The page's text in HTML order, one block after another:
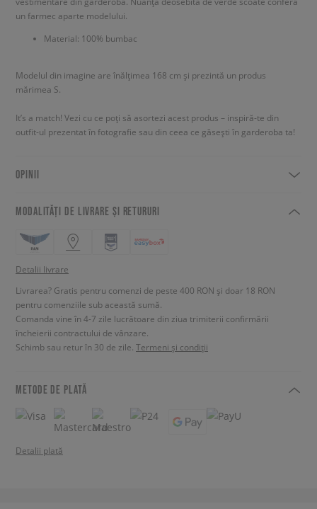
un farmec aparte modelului.
Material: 100% bumbac
Modelul din imagine are înălțimea 168 cm și prezintă un produs
mărimea S.
It’s a match! Vezi cu ce poți să asortezi acest produs – inspiră-te din
outfit-ul prezentat în fotografie sau din ceea ce găsești în garderoba ta!
OPINII
MODALITĂȚI DE LIVRARE ȘI RETURURI
Detalii livrare
Livrarea? Gratis pentru comenzi de peste 400 RON și doar 18 RON
pentru comenziile sub această sumă.
Comanda vine în 4-7 zile lucrătoare din ziua trimiterii confirmării
încheierii contractului de vânzare.
Schimb sau retur în 30 de zile. Termeni și condiții
METODE DE PLATĂ
Detalii plată